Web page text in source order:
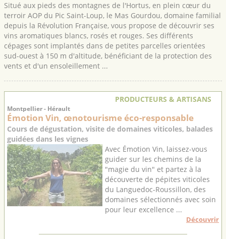
Situé aux pieds des montagnes de l'Hortus, en plein cœur du
terroir AOP du Pic Saint-Loup, le Mas Gourdou, domaine familial
depuis la Révolution Française, vous propose de découvrir ses
vins aromatiques blancs, rosés et rouges. Ses différents
cépages sont implantés dans de petites parcelles orientées
sud-ouest à 150 m d'altitude, bénéficiant de la protection des
vents et d'un ensoleillement ...
PRODUCTEURS & ARTISANS
Montpellier - Hérault
Émotion Vin, œnotourisme éco-responsable
Cours de dégustation, visite de domaines viticoles, balades
guidées dans les vignes
Avec Émotion Vin, laissez-vous
guider sur les chemins de la
"magie du vin" et partez à la
découverte de pépites viticoles
du Languedoc-Roussillon, des
domaines sélectionnés avec soin
pour leur excellence ...
Découvrir